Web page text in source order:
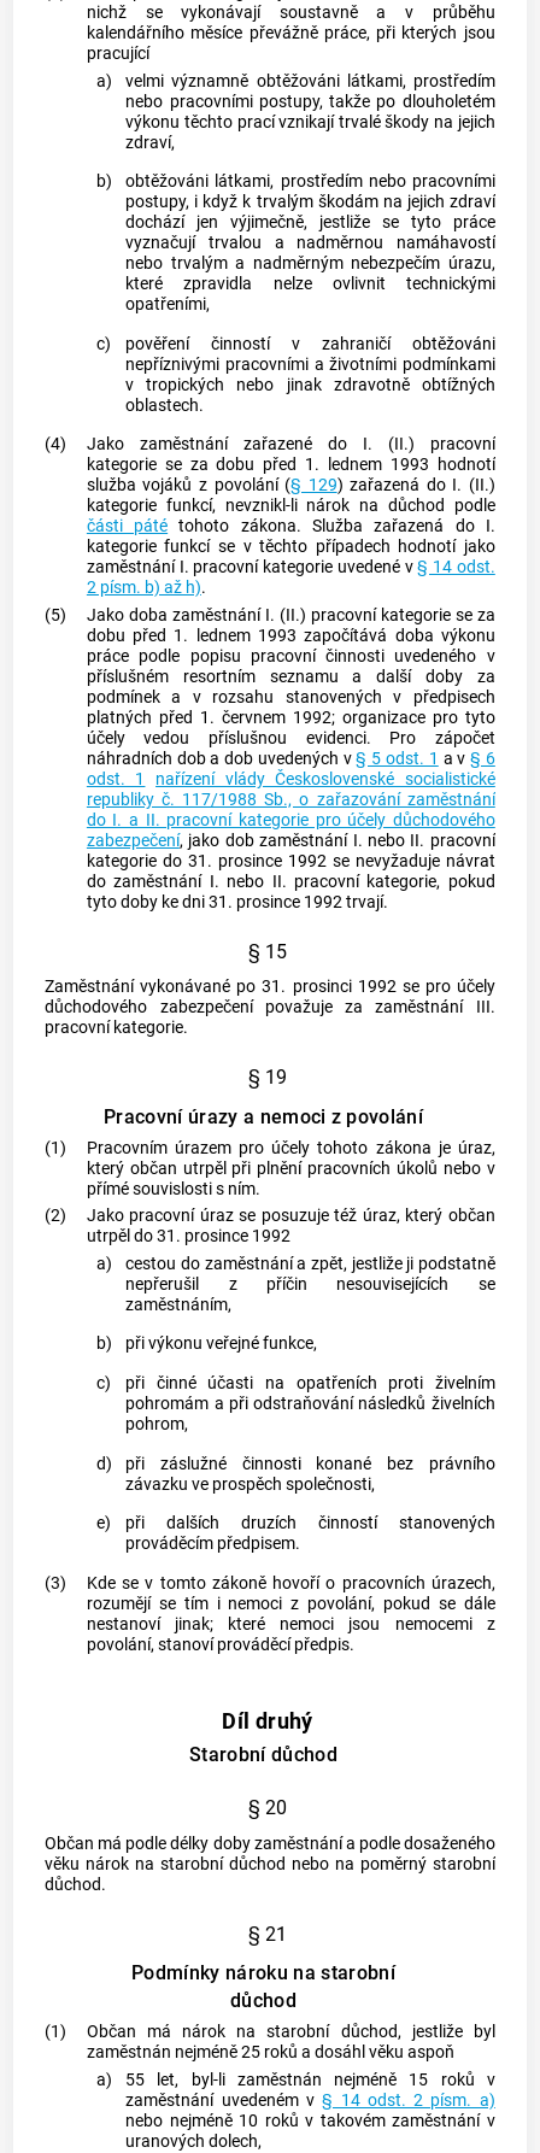
nichž se vykonávají soustavně a v průběhu
kalendářního měsíce převážně práce, při kterých jsou
pracující
a)
velmi významně obtěžováni látkami, prostředím
nebo pracovními postupy, takže po dlouholetém
výkonu těchto prací vznikají trvalé škody na jejich
zdraví,
b)
obtěžováni látkami, prostředím nebo pracovními
postupy, i když k trvalým škodám na jejich zdraví
dochází jen výjimečně, jestliže se tyto práce
vyznačují trvalou a nadměrnou namáhavostí
nebo trvalým a nadměrným nebezpečím úrazu,
které zpravidla nelze ovlivnit technickými
opatřeními,
c)
pověření činností v zahraničí obtěžováni
nepříznivými pracovními a životními podmínkami
v tropických nebo jinak zdravotně obtížných
oblastech.
(4)
Jako zaměstnánízařazené do I. (II.) pracovní
kategorie se za dobu před 1. lednem 1993 hodnotí
služba vojáků z povolání (§ 129) zařazená do I. (II.)
kategorie funkcí, nevznikl-li nárok na důchod podle
části páté tohoto zákona. Služba zařazená do I.
kategorie funkcí se v těchto případech hodnotí jako
zaměstnáníI. pracovní kategorie uvedené v§ 14 odst.
2 písm. b) až h).
(5)
Jako doba zaměstnáníI. (II.) pracovní kategorie se za
dobu před 1. lednem 1993 započítává doba výkonu
práce podle popisu pracovní činnosti uvedeného v
příslušném resortním seznamu a další doby za
podmínek a v rozsahu stanovených v předpisech
platných před 1. červnem 1992; organizacepro tyto
účely vedou příslušnou evidenci. Pro zápočet
náhradních dob a dob uvedených v§ 5 odst. 1 a v§ 6
odst. 1
nařízení vlády Československé socialistické
republiky č. 117/1988 Sb., o zařazování zaměstnání
do I. a II. pracovní kategorie pro účely důchodového
zabezpečení, jako dobzaměstnáníI. nebo II. pracovní
kategorie do 31. prosince 1992 se nevyžaduje návrat
dozaměstnáníI. nebo II. pracovní kategorie, pokud
tyto doby ke dni 31. prosince 1992 trvají.
§ 15
Zaměstnání vykonávané po 31. prosinci 1992 se pro účely
důchodového zabezpečení považuje zazaměstnání III.
pracovní kategorie.
§ 19
Pracovní úrazy a nemoci z povolání
(1)
Pracovním úrazem pro účely tohoto zákona je úraz,
který občan utrpěl při plnění pracovních úkolů nebo v
přímé souvislosti s ním.
(2)
Jako pracovní úraz se posuzuje též úraz, který občan
utrpěl do 31. prosince 1992
a)
cestou do zaměstnánía zpět, jestliže ji podstatně
nepřerušil z příčin nesouvisejících se
zaměstnáním,
b)
při výkonu veřejné funkce,
c)
při činné účasti na opatřeních proti živelním
pohromám a při odstraňování následků živelních
pohrom,
d)
při záslužné činnosti konané bez právního
závazku ve prospěch společnosti,
e)
při dalších druzích činností stanovených
prováděcím předpisem.
(3)
Kde se v tomto zákoně hovoří o pracovních úrazech,
rozumějí se tím i nemoci z povolání, pokud se dále
nestanoví jinak; které nemoci jsou nemocemi z
povolání, stanoví prováděcí předpis.
Díl druhý
Starobní důchod
§ 20
Občan má podle délky doby zaměstnání a podle dosaženého
věku nárok na starobní důchod nebo na poměrný starobní
důchod.
§ 21
Podmínky nároku na starobní
důchod
(1)
Občan má nárok na starobní důchod, jestliže byl
zaměstnán nejméně 25 roků a dosáhl věku aspoň
a)
55 let, byl-li zaměstnán nejméně 15 roků v
zaměstnání uvedeném v§ 14 odst. 2 písm. a)
nebo nejméně 10 roků v takovém zaměstnání v
uranových dolech,